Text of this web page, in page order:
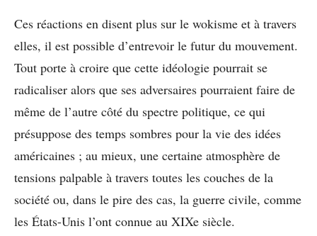
Ces réactions en disent plus sur le wokisme et à travers
elles, il est possible d’entrevoir le futur du mouvement.
Tout porte à croire que cette idéologie pourrait se
radicaliser alors que ses adversaires pourraient faire de
même de l’autre côté du spectre politique, ce qui
présuppose des temps sombres pour la vie des idées
américaines ; au mieux, une certaine atmosphère de
tensions palpable à travers toutes les couches de la
société ou, dans le pire des cas, la guerre civile, comme
les États-Unis l’ont connue au XIXe siècle.